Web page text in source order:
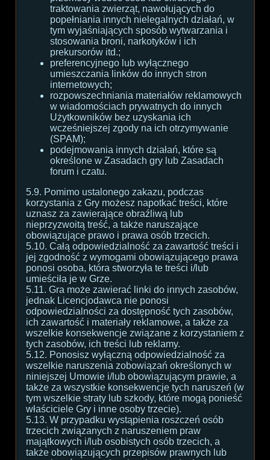
traktowania zwierząt, nawołujących do
popełniania innych nielegalnych działań, w
tym wyjaśniających sposób wytwarzania i
stosowania broni, narkotyków i ich
prekursorów itd.;
preferencyjnego lub wyłącznego
umieszczania linków do innych stron
internetowych;
rozpowszechniania materiałów reklamowych
w wiadomościach prywatnych do innych
Użytkowników bez uzyskania ich
wcześniejszej zgody na ich otrzymywanie
(SPAM);
podejmowania innych działań, które są
określone w Zasadach gry lub Zasadach
forum i czatu.
5.9. Pomimo ustalonego zakazu, podczas
korzystania z Gry możesz napotkać treści, które
uznasz za zawierające obraźliwą lub
nieprzyzwoitą treść, a także naruszające
obowiązujące prawo i prawa osób trzecich.
5.10. Całą odpowiedzialność za zawartość treści i
jej zgodność z wymogami obowiązującego prawa
ponosi osoba, która stworzyła te treści i/lub
umieściła je w Grze.
5.11. Gra może zawierać linki do innych zasobów,
jednak Licencjodawca nie ponosi
odpowiedzialności za dostępność tych zasobów,
ich zawartość i materiały reklamowe, a także za
wszelkie konsekwencje związane z korzystaniem z
tych zasobów, ich treści lub reklamy.
5.12. Ponosisz wyłączną odpowiedzialność za
wszelkie naruszenia zobowiązań określonych w
niniejszej Umowie i/lub obowiązującym prawie, a
także za wszystkie konsekwencje tych naruszeń (w
tym wszelkie straty lub szkody, które mogą ponieść
właściciele Gry i inne osoby trzecie).
5.13. W przypadku wystąpienia roszczeń osób
trzecich związanych z naruszeniem praw
majątkowych i/lub osobistych osób trzecich, a
także obowiązujących przepisów prawnych lub